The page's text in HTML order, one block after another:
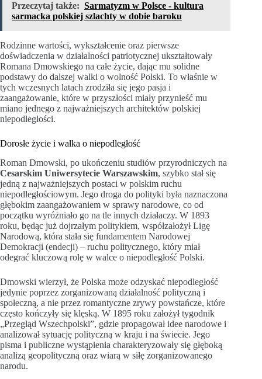
Przeczytaj także: Sarmatyzm w Polsce - kultura
sarmacka polskiej szlachty w dobie baroku
Rodzinne wartości, wykształcenie oraz pierwsze
doświadczenia w działalności patriotycznej ukształtowały
Romana Dmowskiego na całe życie, dając mu solidne
podstawy do dalszej walki o wolność Polski. To właśnie w
tych wczesnych latach zrodziła się jego pasja i
zaangażowanie, które w przyszłości miały przynieść mu
miano jednego z najważniejszych architektów polskiej
niepodległości.
Dorosłe życie i walka o niepodległość
Roman Dmowski, po ukończeniu studiów przyrodniczych na
Cesarskim Uniwersytecie Warszawskim, szybko stał się
jedną z najważniejszych postaci w polskim ruchu
niepodległościowym. Jego droga do polityki była naznaczona
głębokim zaangażowaniem w sprawy narodowe, co od
początku wyróżniało go na tle innych działaczy. W 1893
roku, będąc już dojrzałym politykiem, współzałożył Ligę
Narodową, która stała się fundamentem Narodowej
Demokracji (endecji) – ruchu politycznego, który miał
odegrać kluczową rolę w walce o niepodległość Polski.
Dmowski wierzył, że Polska może odzyskać niepodległość
jedynie poprzez zorganizowaną działalność polityczną i
społeczną, a nie przez romantyczne zrywy powstańcze, które
często kończyły się klęską. W 1895 roku założył tygodnik
„Przegląd Wszechpolski”, gdzie propagował idee narodowe i
analizował sytuację polityczną w kraju i na świecie. Jego
pisma i publiczne wystąpienia charakteryzowały się głęboką
analizą geopolityczną oraz wiarą w siłę zorganizowanego
narodu.